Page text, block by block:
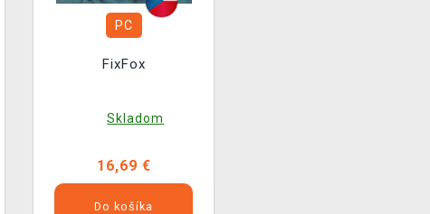
PC
FixFox
Skladom
16,69 €
Do košíka